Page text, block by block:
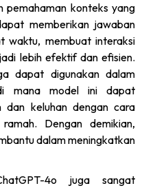
pemahaman konteks yang
memberikan jawaban
waktu, membuat interaksi
lebih efektif dan efisien.
dapat digunakan dalam
mana model ini dapat
dan keluhan dengan cara
Dengan demikian,
dalam meningkatkan
4o juga sangat